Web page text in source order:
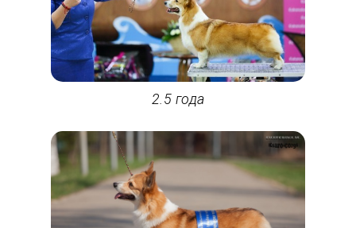
2.5 года